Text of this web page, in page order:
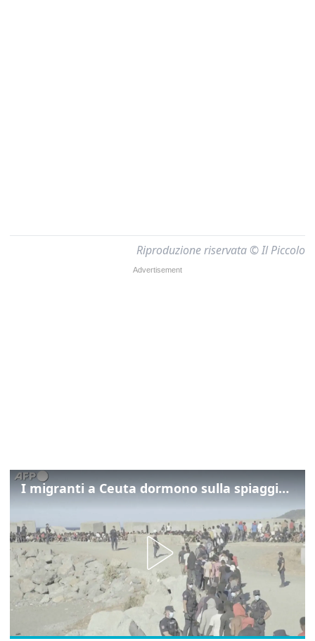
Riproduzione riservata © Il Piccolo
I migranti a Ceuta dormono sulla spiaggia: "Vogliamo entrare in Europa"